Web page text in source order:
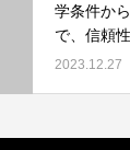
学条件か
で、信頼
説！
2023.12.27